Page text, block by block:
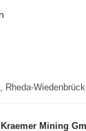
Rheda-Wiedenbrück
Kraemer Mining